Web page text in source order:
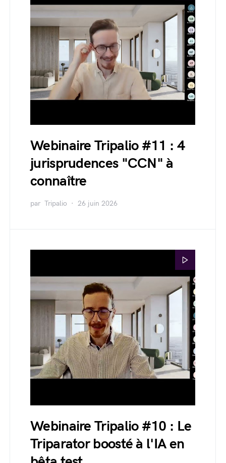
Webinaire Tripalio #11 : 4
jurisprudences "CCN" à
connaître
par Tripalio 26 juin 2026
Webinaire Tripalio #10 : Le
Triparator boosté à l'IA en